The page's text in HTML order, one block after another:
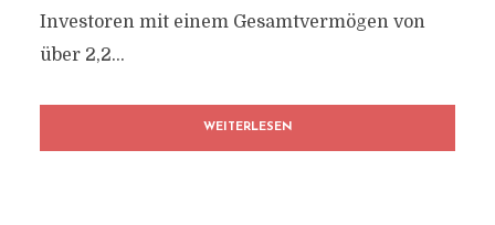
Investoren mit einem Gesamtvermögen von
über 2,2...
WEITERLESEN